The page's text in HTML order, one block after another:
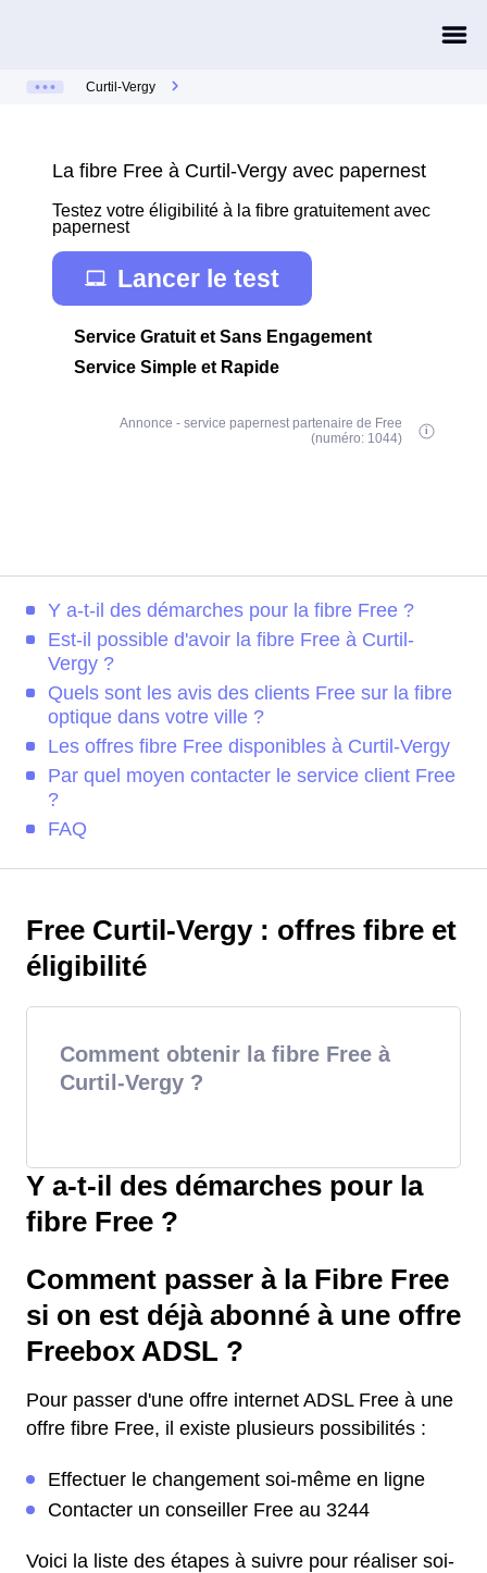
Curtil-Vergy
La fibre Free à Curtil-Vergy avec papernest
Testez votre éligibilité à la fibre gratuitement avec
papernest
Lancer le test
Service Gratuit et Sans Engagement
Service Simple et Rapide
Annonce - service papernest partenaire de Free
(numéro: 1044)
Y a-t-il des démarches pour la fibre Free ?
Est-il possible d'avoir la fibre Free à Curtil-
Vergy ?
Quels sont les avis des clients Free sur la fibre
optique dans votre ville ?
Les offres fibre Free disponibles à Curtil-Vergy
Par quel moyen contacter le service client Free
?
FAQ
Free Curtil-Vergy : offres fibre et
éligibilité
Comment obtenir la fibre Free à
Curtil-Vergy ?
Y a-t-il des démarches pour la
fibre Free ?
Comment passer à la Fibre Free
si on est déjà abonné à une offre
Freebox ADSL ?
Pour passer d'une offre internet ADSL Free à une
offre fibre Free, il existe plusieurs possibilités :
Effectuer le changement soi-même en ligne
Contacter un conseiller Free au 3244
Voici la liste des étapes à suivre pour réaliser soi-